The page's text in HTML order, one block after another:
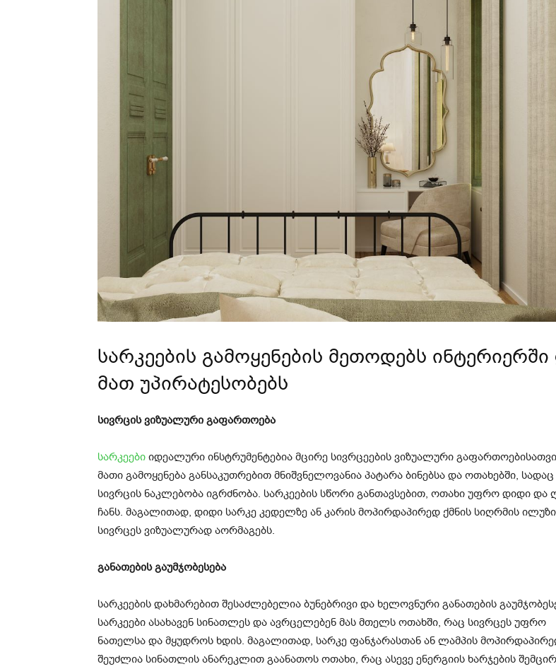
სარკეების გამოყენების მეთოდებს
მათ უპირატესობებს
სივრცის ვიზუალური გაფართოება
სარკეები იდეალური ინსტრუმენტებია მცირე სივრცეების ვიზუალური
მათი გამოყენება განსაკუთრებით მნიშვნელოვანია პატარა ბინებსა და ოთახებში, სადაც
სივრცის ნაკლებობა იგრძნობა. სარკეების სწორი განთავსებით, ოთახი უფრო დიდი და
ჩანს. მაგალითად, დიდი სარკე კედელზე ან კარის მოპირდაპირედ ქმნის სიღრმის
სივრცეს ვიზუალურად აორმაგებს.
განათების გაუმჯობესება
სარკეების დახმარებით შესაძლებელია ბუნებრივი და ხელოვნური განათების
სარკეები ასახავენ სინათლეს და ავრცელებენ მას მთელს ოთახში, რაც სივრცეს უფრო
ნათელსა და მყუდროს ხდის. მაგალითად, სარკე ფანჯარასთან ან ლამპის
შეუძლია სინათლის ანარეკლით გაანათოს ოთახი, რაც ასევე ენერგიის ხარჯების